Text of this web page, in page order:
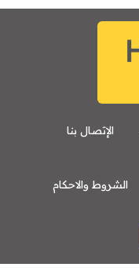
الإتصال بنا
الشروط والاحكام